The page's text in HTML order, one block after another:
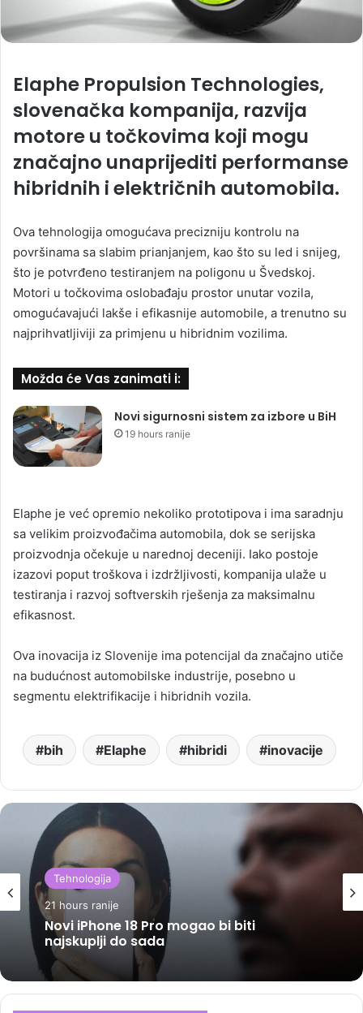
Elaphe Propulsion Technologies,
slovenačka kompanija, razvija
motore u točkovima koji mogu
značajno unaprijediti performanse
hibridnih i električnih automobila.
Ova tehnologija omogućava precizniju kontrolu na
površinama sa slabim prianjanjem, kao što su led i snijeg,
što je potvrđeno testiranjem na poligonu u Švedskoj.
Motori u točkovima oslobađaju prostor unutar vozila,
omogućavajući lakše i efikasnije automobile, a trenutno su
najprihvatljiviji za primjenu u hibridnim vozilima.
Možda će Vas zanimati i:
Novi sigurnosni sistem za izbore u BiH
19 hours ranije
Elaphe je već opremio nekoliko prototipova i ima saradnju
sa velikim proizvođačima automobila, dok se serijska
proizvodnja očekuje u narednoj deceniji. Iako postoje
izazovi poput troškova i izdržljivosti, kompanija ulaže u
testiranja i razvoj softverskih rješenja za maksimalnu
efikasnost.
Ova inovacija iz Slovenije ima potencijal da značajno utiče
na budućnost automobilske industrije, posebno u
segmentu elektrifikacije i hibridnih vozila.
bih Elaphe hibridi inovacije
Tehnologija
21 hours ranije
Novi iPhone 18 Pro mogao bi biti
najskuplji do sada